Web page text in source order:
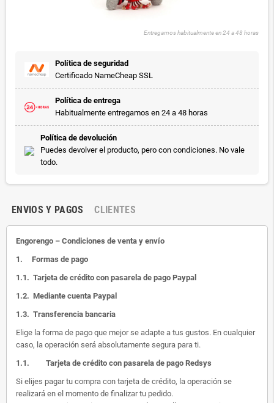
Entregamos habitualmente en 24 a 48 horas
Política de seguridad
Certificado NameCheap SSL
Política de entrega
Habitualmente entregamos en 24 a 48 horas
Política de devolución
Puedes devolver el producto, pero con condiciones. No vale
todo.
ENVIOS Y PAGOS CLIENTES
Engorengo – Condiciones de venta y envío
1. Formas de pago
1.1. Tarjeta de crédito con pasarela de pago Paypal
1.2. Mediante cuenta Paypal
1.3. Transferencia bancaria
Elige la forma de pago que mejor se adapte a tus gustos. En cualquier
caso, la operación será absolutamente segura para ti.
1.1. Tarjeta de crédito con pasarela de pago Redsys
Si elijes pagar tu compra con tarjeta de crédito, la operación se
realizará en el momento de finalizar tu pedido.